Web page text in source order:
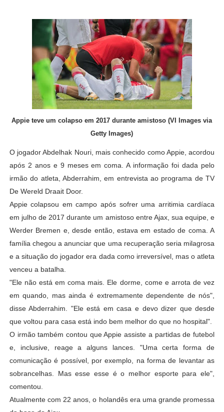
Appie teve um colapso em 2017 durante amistoso (VI Images via
Getty Images)
O jogador Abdelhak Nouri, mais conhecido como Appie, acordou
após 2 anos e 9 meses em coma. A informação foi dada pelo
irmão do atleta, Abderrahim, em entrevista ao programa de TV
De Wereld Draait Door.
Appie colapsou em campo após sofrer uma arritimia cardíaca
em julho de 2017 durante um amistoso entre Ajax, sua equipe, e
Werder Bremen e, desde então, estava em estado de coma. A
família chegou a anunciar que uma recuperação seria milagrosa
e a situação do jogador era dada como irreversível, mas o atleta
venceu a batalha.
"Ele não está em coma mais. Ele dorme, come e arrota de vez
em quando, mas ainda é extremamente dependente de nós",
disse Abderrahim. "Ele está em casa e devo dizer que desde
que voltou para casa está indo bem melhor do que no hospital".
O irmão também contou que Appie assiste a partidas de futebol
e, inclusive, reage a alguns lances. "Uma certa forma de
comunicação é possível, por exemplo, na forma de levantar as
sobrancelhas. Mas esse esse é o melhor esporte para ele",
comentou.
Atualmente com 22 anos, o holandês era uma grande promessa